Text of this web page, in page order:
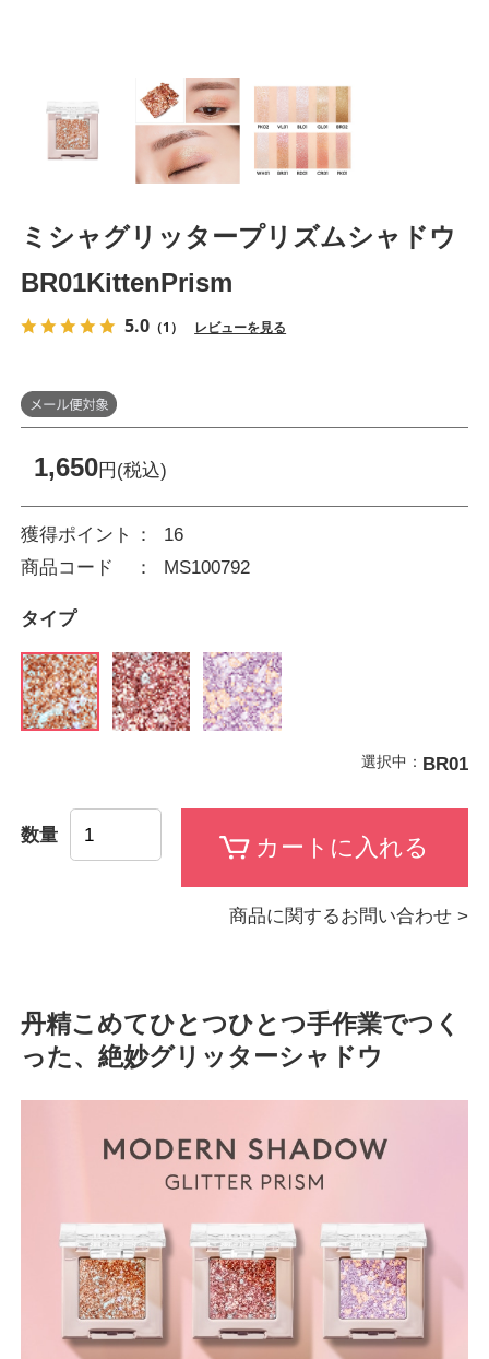
ミシャグリッタープリズムシャドウ
BR01KittenPrism
5.0 （1） レビューを見る
1,650円(税込)
獲得ポイント
16
商品コード
MS100792
タイプ
選択中： BR01
数量
商品に関するお問い合わせ >
丹精こめてひとつひとつ手作業でつく
った、絶妙グリッターシャドウ